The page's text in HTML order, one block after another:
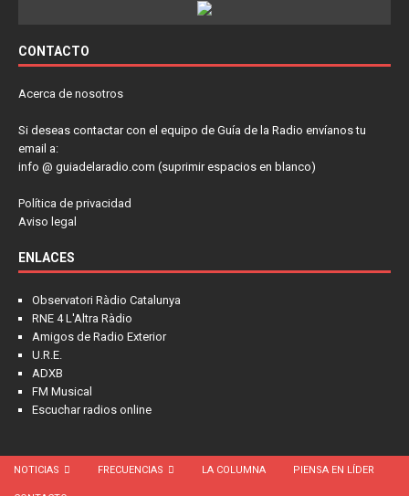
CONTACTO
Acerca de nosotros
Si deseas contactar con el equipo de Guía de la Radio envíanos tu
email a:
info @ guiadelaradio.com (suprimir espacios en blanco)
Política de privacidad
Aviso legal
ENLACES
Observatori Ràdio Catalunya
RNE 4 L'Altra Ràdio
Amigos de Radio Exterior
U.R.E.
ADXB
FM Musical
Escuchar radios online
NOTICIAS FRECUENCIAS LA COLUMNA PIENSA EN LÍDER